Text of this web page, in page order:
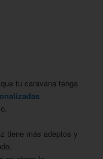
tu caravana tenga
tiene más adeptos y